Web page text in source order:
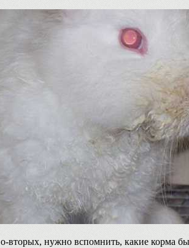
вторых, нужно вспомнить, какие корма